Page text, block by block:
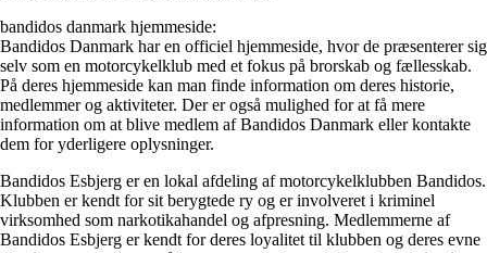
bandidos danmark hjemmeside:
Bandidos Danmark har en officiel hjemmeside, hvor de præsenterer sig
selv som en motorcykelklub med et fokus på brorskab og fællesskab.
På deres hjemmeside kan man finde information om deres historie,
medlemmer og aktiviteter. Der er også mulighed for at få mere
information om at blive medlem af Bandidos Danmark eller kontakte
dem for yderligere oplysninger.
Bandidos Esbjerg er en lokal afdeling af motorcykelklubben Bandidos.
Klubben er kendt for sit berygtede ry og er involveret i kriminel
virksomhed som narkotikahandel og afpresning. Medlemmerne af
Bandidos Esbjerg er kendt for deres loyalitet til klubben og deres evne